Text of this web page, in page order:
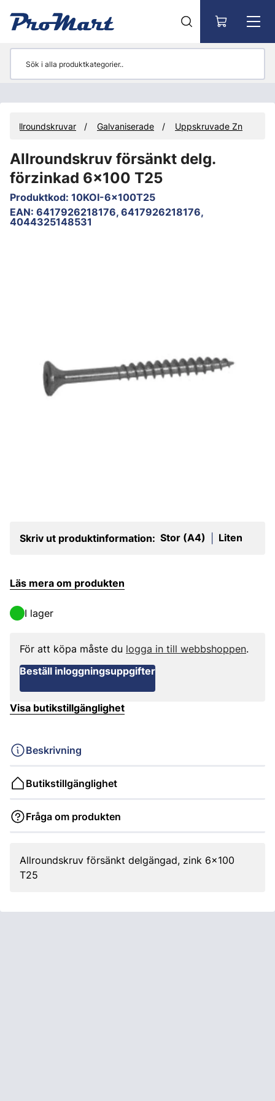
Allroundskruvar Galvaniserade Uppskruvade Zn
Allroundskruv försänkt delg.
förzinkad 6x100 T25
Produktkod: 10KOI-6x100T25
EAN: 6417926218176, 6417926218176,
4044325148531
Skriv ut produktinformation: Stor (A4) Liten
Läs mera om produkten
I lager
För att köpa måste du logga in till webbshoppen.
Beställ inloggningsuppgifter
Visa butikstillgänglighet
Beskrivning
Butikstillgänglighet
Fråga om produkten
Allroundskruv försänkt delgängad, zink 6x100
T25